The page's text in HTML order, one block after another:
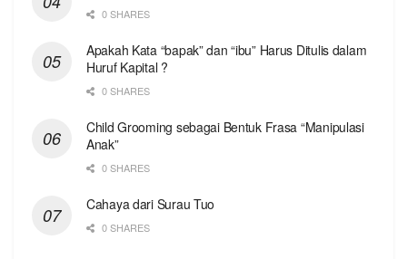
0 SHARES
Apakah Kata “bapak” dan “ibu” Harus Ditulis dalam
Huruf Kapital ?
0 SHARES
Child Grooming sebagai Bentuk Frasa “Manipulasi
Anak”
0 SHARES
Cahaya dari Surau Tuo
0 SHARES